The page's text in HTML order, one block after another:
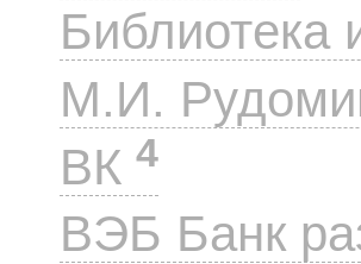
Библиотека
М.И.
ВК 4
ВЭБ Банк